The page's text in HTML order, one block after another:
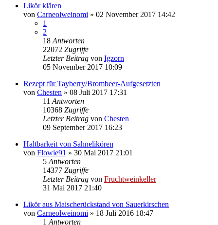
Likör klären
von Carneolweinomi » 02 November 2017 14:42
1
2
18 Antworten
22072 Zugriffe
Letzter Beitrag von Igzorn
05 November 2017 10:09
Rezept für Tayberry/Brombeer-Aufgesetzten
von Chesten » 08 Juli 2017 17:31
11 Antworten
10368 Zugriffe
Letzter Beitrag von Chesten
09 September 2017 16:23
Haltbarkeit von Sahnelikören
von Flowie91 » 30 Mai 2017 21:01
5 Antworten
14377 Zugriffe
Letzter Beitrag von Fruchtweinkeller
31 Mai 2017 21:40
Likör aus Maischerückstand von Sauerkirschen
von Carneolweinomi » 18 Juli 2016 18:47
1 Antworten